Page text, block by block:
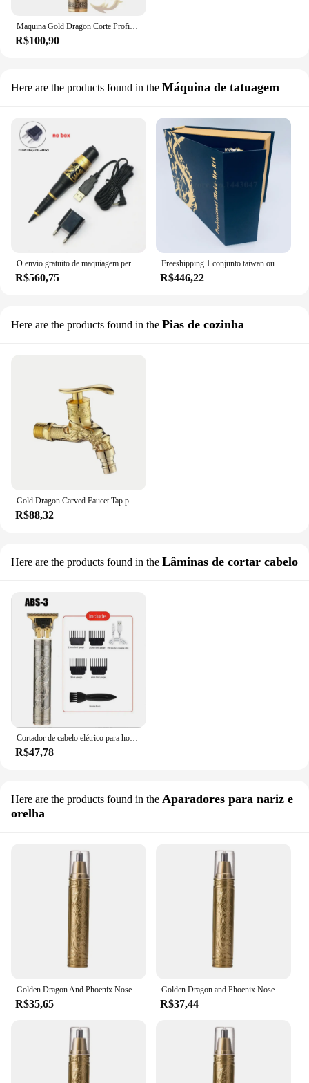
Maquina Gold Dragon Corte Profissional + Frete Gratis
R$100,90
Here are the products found in the Máquina de tatuagem
O envio gratuito de maquiagem permanente dragão dourado máquina tatuagem kits taiwan original maquiagem permanente
R$560,75
Freeshipping 1 conjunto taiwan ouro maquiagem permanente dragão tatuagem máquina sobrancelha lábio kits de tatuagem cosméticos
R$446,22
Here are the products found in the Pias de cozinha
R$88,32
Here are the products found in the Lâminas de cortar cabelo
R$47,78
Here are the products found in the Aparadores para nariz e
orelha
R$35,65 R$37,44